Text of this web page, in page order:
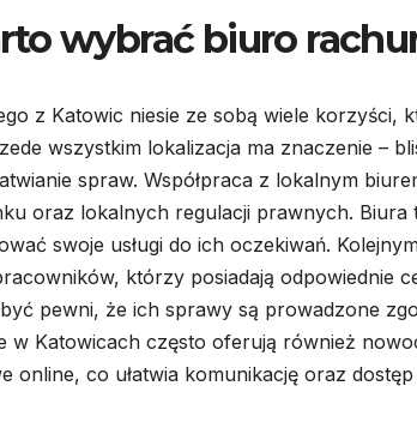
wybrać biuro
z Katowic niesie ze sobą wiele korzyści,
wszystkim lokalizacja ma znaczenie –
spraw. Współpraca z lokalnym
oraz lokalnych regulacji prawnych.
swoje usługi do ich oczekiwań.
którzy posiadają odpowiednie
pewni, że ich sprawy są prowadzone
w Katowicach często oferują również
online, co ułatwia komunikację oraz